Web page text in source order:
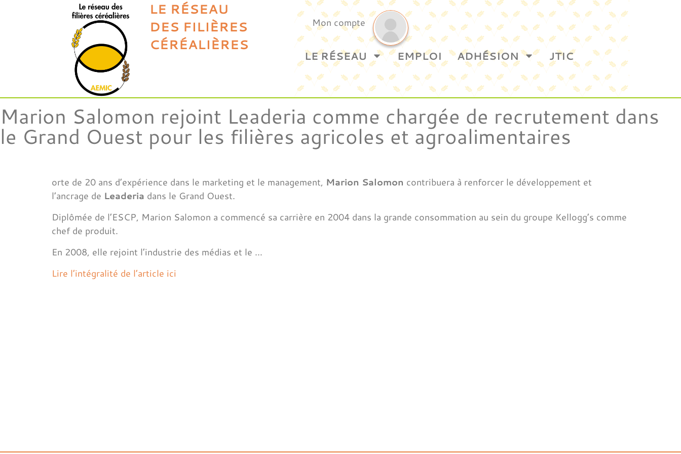
LE RÉSEAU
DES FILIÈRES
CÉRÉALIÈRES
Mon compte
LE RÉSEAU EMPLOI ADHÉSION JTIC
Marion Salomon rejoint Leaderia comme chargée de recrutement dans
le Grand Ouest pour les filières agricoles et agroalimentaires
orte de 20 ans d’expérience dans le marketing et le management, Marion Salomon contribuera à renforcer le développement et
l’ancrage de Leaderia dans le Grand Ouest.
Diplômée de l’ESCP, Marion Salomon a commencé sa carrière en 2004 dans la grande consommation au sein du groupe Kellogg’s comme
chef de produit.
En 2008, elle rejoint l’industrie des médias et le …
Lire l’intégralité de l’article ici